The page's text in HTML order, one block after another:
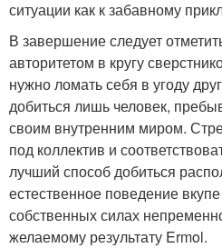
ситуации как к забавному
В завершение следует
авторитетом в кругу
нужно ломать себя в угоду
добиться лишь человек,
своим внутренним миром.
под коллектив и
лучший способ добиться
естественное поведение
собственных силах
желаемому результату Ermol.